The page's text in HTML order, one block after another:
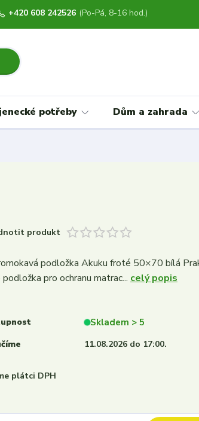
+420 608 242526 (Po-Pá, 8-16 hod.)
potřeby Dům a zahrada
produkt
podložka Akuku froté 50×70 bílá
pro ochranu matrac... celý popis
Skladem > 5
11.08.2026 do 17:00.
plátci DPH